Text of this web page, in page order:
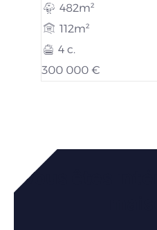
482m²
112m²
4 c.
300 000 €
Vous êtes